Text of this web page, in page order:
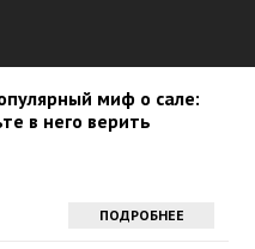
миф о сале:
в него верить
ПОДРОБНЕЕ